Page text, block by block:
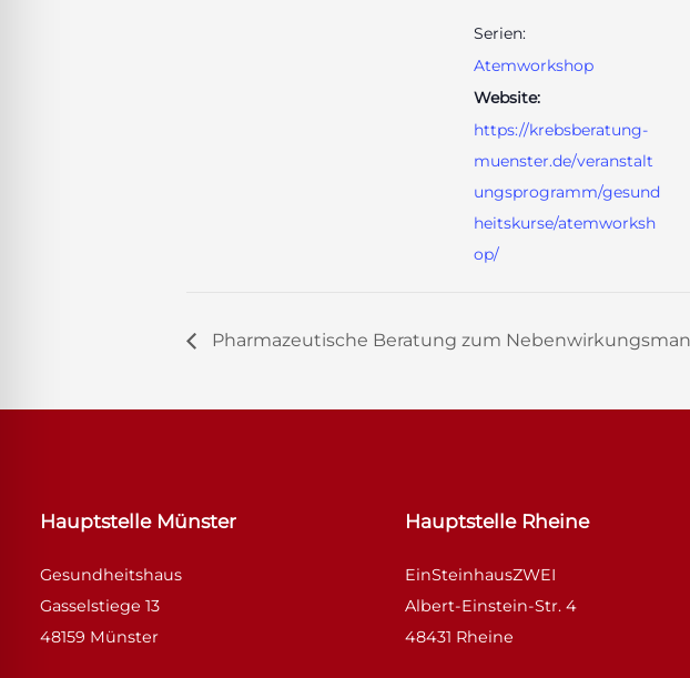
Serien:
Atemworkshop
Website:
https://krebsberatung-
muenster.de/veranstalt
ungsprogramm/gesund
heitskurse/atemworksh
op/
Pharmazeutische Beratung zum
Hauptstelle Münster
Gesundheitshaus
Gasselstiege 13
48159 Münster
Hauptstelle Rheine
EinSteinhausZWEI
Albert-Einstein-Str. 4
48431 Rheine